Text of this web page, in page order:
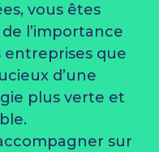
vous êtes
l’importance
entreprises que
d’une
plus verte et
sur